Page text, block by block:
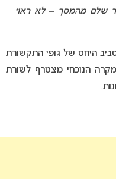
שלם מהמסך – לא ראוי
היחס של גופי התקשורת
הנוכחי מצטרף לשורת